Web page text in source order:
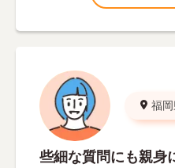
福岡
些細な質問にも親身